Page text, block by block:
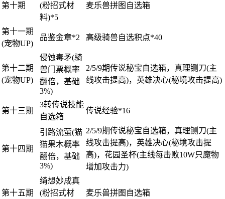
第十期
(粉招式材
料)*5
麦乐兽拼图自选箱
第十一期
(宠物UP)
品鉴金章*2 高级骑兽自选积点*40
第十二期
(宠物UP)
侵蚀毒矛(骑
兽门票概率
翻倍，基础
3%)
2/5/9期传说秘宝自选箱，真理铡刀(主
线攻击提高)，英雄决心(秘境攻击提高)
第十三期
3转传说技能
自选箱
传说经验*16
第十四期
引路流萤(猫
猫果木概率
翻倍，基础
3%)
2/5/9期传说秘宝自选箱，真理铡刀(主
线攻击提高)，英雄决心(秘境攻击提
高)，花园圣杯(主线每击败10W只魔物
增加攻击力)
第十五期
绮想妙成真
(粉招式材
麦乐兽拼图自选箱